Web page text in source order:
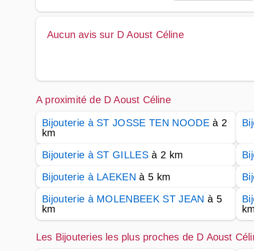
Aucun avis sur D Aoust Céline
A proximité de D Aoust Céline
Bijouterie à ST JOSSE TEN NOODEà 2
km
Bijouterie à ST GILLES à 2 km
Bijouterie à LAEKEN à 5 km
Bijouterie à MOLENBEEK ST JEAN à 5
km
Les Bijouteries les plus proches de D Aoust